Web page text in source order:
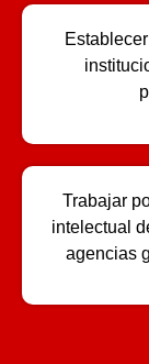
Trabajar
intelectual
agencias